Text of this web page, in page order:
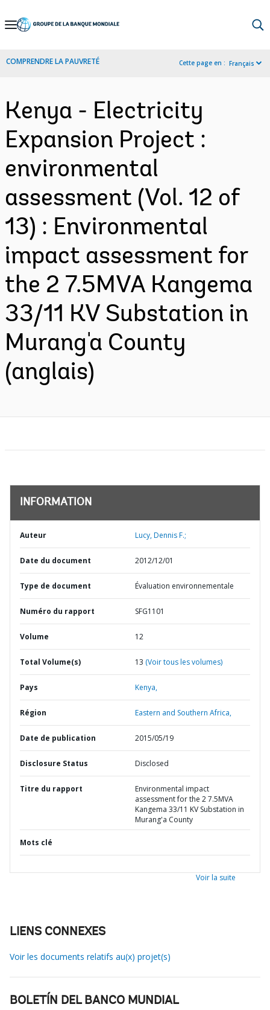
Skip
Navigation
COMPRENDRE LA PAUVRETÉ Cette page en : Français
Kenya - Electricity
Expansion Project :
environmental
assessment (Vol. 12 of
13) : Environmental
impact assessment for
the 2 7.5MVA Kangema
33/11 KV Substation in
Murang'a County
(anglais)
INFORMATION
Auteur Lucy, Dennis F.;
Date du document 2012/12/01
Type de document Évaluation environnementale
Numéro du rapport SFG1101
Volume 12
Total Volume(s) 13 (Voir tous les volumes)
Pays Kenya,
Région Eastern and Southern Africa,
Date de publication 2015/05/19
Disclosure Status Disclosed
Titre du rapport
Environmental impact
assessment for the 2 7.5MVA
Kangema 33/11 KV Substation in
Murang'a County
Mots clé
Voir la suite
LIENS CONNEXES
Voir les documents relatifs au(x) projet(s)
BOLETÍN DEL BANCO MUNDIAL